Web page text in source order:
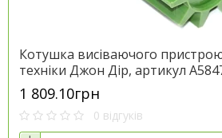
Котушка висіваючого
техніки Джон Дір, артикул
1 809.10грн
0 відгуків